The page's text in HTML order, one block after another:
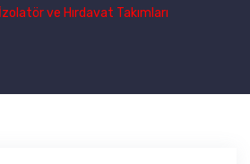
ve Hırdavat Takımları